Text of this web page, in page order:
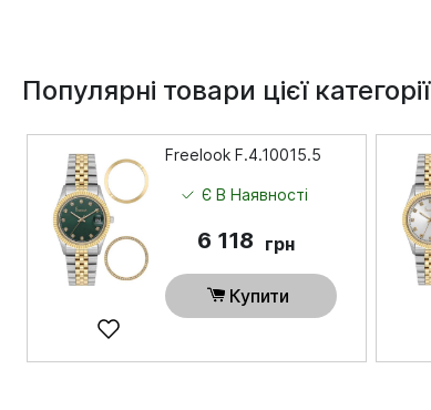
Популярні товари цієї категорії
Freelook F.4.10015.5
Є В Наявності
6 118 грн
Купити